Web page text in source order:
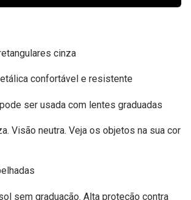
cinza
confortável e resistente
ser usada com lentes graduadas
Visão neutra. Veja os objetos na sua cor
sem graduação. Alta proteção contra